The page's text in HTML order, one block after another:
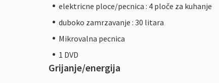
elektricne ploce/pecnica : 4 ploče za kuhanje
duboko zamrzavanje : 30 litara
Mikrovalna pecnica
1 DVD
Grijanje/energija